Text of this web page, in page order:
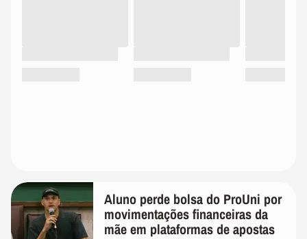
Aluno perde bolsa do ProUni por
movimentações financeiras da
mãe em plataformas de apostas